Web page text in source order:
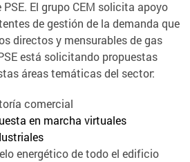
El grupo CEM solicita apoyo
de gestión de la demanda que
directos y mensurables de gas
está solicitando propuestas
áreas temáticas del sector:
comercial
en marcha virtuales
energético de todo el edificio